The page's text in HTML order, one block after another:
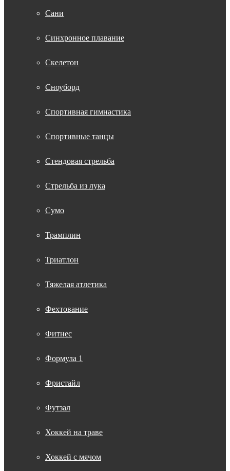
Сани
Синхронное плавание
Скелетон
Сноуборд
Спортивная гимнастика
Спортивные танцы
Стендовая стрельба
Стрельба из лука
Сумо
Трамплин
Триатлон
Тяжелая атлетика
Фехтование
Фитнес
Формула 1
Фристайл
Футзал
Хоккей на траве
Хоккей с мячом